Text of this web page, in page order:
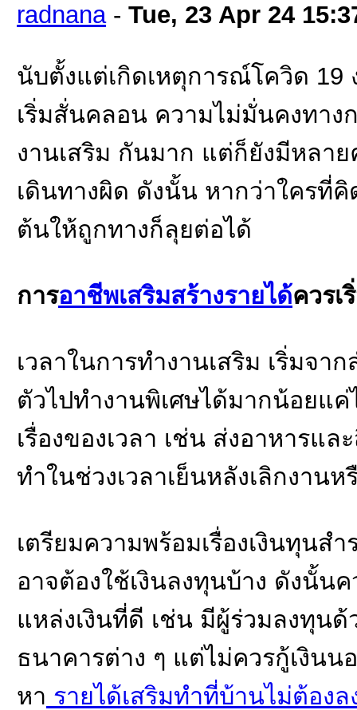
radnana- Tue, 23 Apr 24
นับตั้งแต่เกิดเหตุการณ์โควิด 19
เริ่มสั่นคลอน ความไม่มั่นคงทาง
งานเสริม กันมาก แต่ก็ยังมีหลา
เดินทางผิด ดังนั้น หากว่าใครที่คิ
ต้นให้ถูกทางก็ลุยต่อได้
การอาชีพเสริมสร้างรายได้ควรเ
เวลาในการทำงานเสริม เริ่มจา
ตัวไปทำงานพิเศษได้มากน้อยแ
เรื่องของเวลา เช่น ส่งอาหารแ
ทำในช่วงเวลาเย็นหลังเลิกงาน
เตรียมความพร้อมเรื่องเงินทุนส
อาจต้องใช้เงินลงทุนบ้าง ดังนั้นค
แหล่งเงินที่ดี เช่น มีผู้ร่วมลงทุนด้
ธนาคารต่าง ๆ แต่ไม่ควรกู้เงิน
หา รายได้เสริมทําที่บ้านไม่ต้อง